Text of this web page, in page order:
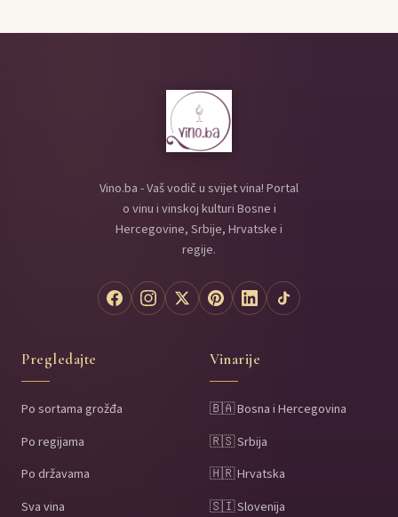
Vino.ba - Vaš vodič u svijet vina! Portal
o vinu i vinskoj kulturi Bosne i
Hercegovine, Srbije, Hrvatske i
regije.
Pregledajte
Po sortama grožđa
Po regijama
Po državama
Sva vina
Vinarije
🇧🇦 Bosna i Hercegovina
🇷🇸 Srbija
🇭🇷 Hrvatska
🇸🇮 Slovenija